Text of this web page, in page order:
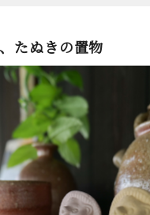
たぬきの置物